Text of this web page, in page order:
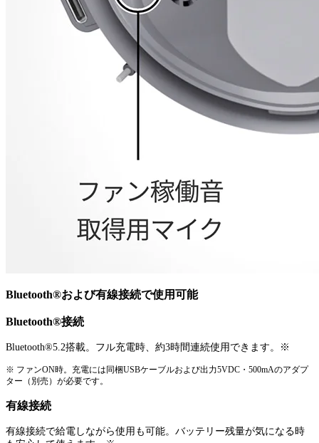
Bluetooth®および有線接続で使用可能
Bluetooth®接続
Bluetooth®5.2搭載。フル充電時、約3時間連続使用できます。※
※ ファンON時。充電には同梱USBケーブルおよび出力5VDC・500mAのアダプ
ター（別売）が必要です。
有線接続
有線接続で給電しながら使用も可能。バッテリー残量が気になる時